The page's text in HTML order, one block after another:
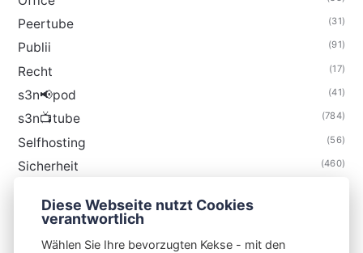
Peertube (31)
Publii (91)
Recht (17)
s3n📢pod (41)
s3n📺tube (784)
Selfhosting (56)
Sicherheit (460)
Thunderbird
Diese Webseite nutzt Cookies
verantwortlich
Wählen Sie Ihre bevorzugten Kekse - mit den